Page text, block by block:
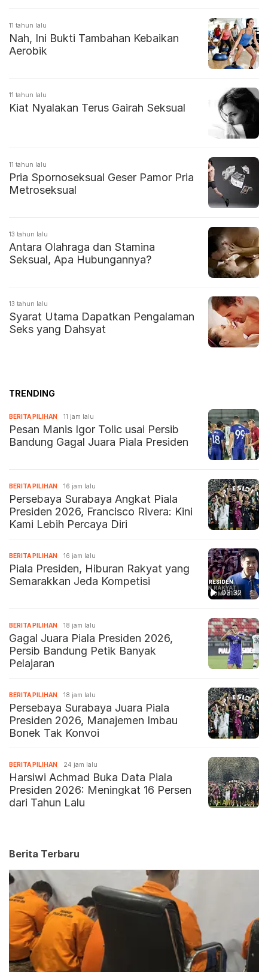
11 tahun lalu
Nah, Ini Bukti Tambahan Kebaikan
Aerobik
11 tahun lalu
Kiat Nyalakan Terus Gairah Seksual
11 tahun lalu
Pria Spornoseksual Geser Pamor Pria
Metroseksual
13 tahun lalu
Antara Olahraga dan Stamina
Seksual, Apa Hubungannya?
13 tahun lalu
Syarat Utama Dapatkan Pengalaman
Seks yang Dahsyat
TRENDING
BERITA PILIHAN 11 jam lalu
Pesan Manis Igor Tolic usai Persib
Bandung Gagal Juara Piala Presiden
BERITA PILIHAN 16 jam lalu
Persebaya Surabaya Angkat Piala
Presiden 2026, Francisco Rivera: Kini
Kami Lebih Percaya Diri
03:32
BERITA PILIHAN 16 jam lalu
Piala Presiden, Hiburan Rakyat yang
Semarakkan Jeda Kompetisi
BERITA PILIHAN 18 jam lalu
Gagal Juara Piala Presiden 2026,
Persib Bandung Petik Banyak
Pelajaran
BERITA PILIHAN 18 jam lalu
Persebaya Surabaya Juara Piala
Presiden 2026, Manajemen Imbau
Bonek Tak Konvoi
BERITA PILIHAN 24 jam lalu
Harsiwi Achmad Buka Data Piala
Presiden 2026: Meningkat 16 Persen
dari Tahun Lalu
Berita Terbaru